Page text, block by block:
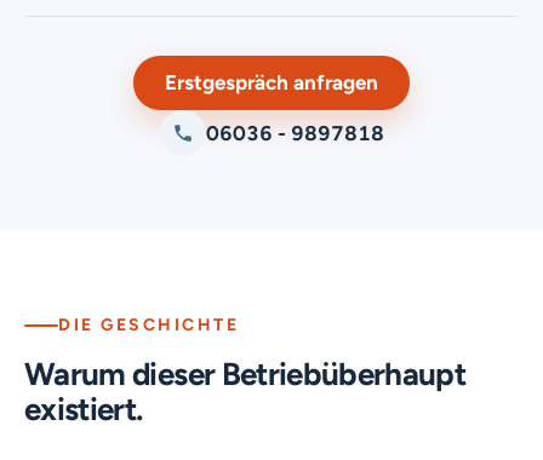
Erstgespräch anfragen
06036 - 9897818
DIE GESCHICHTE
Warum dieser Betriebüberhaupt
existiert.